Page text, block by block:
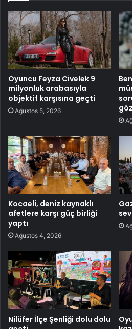
Oyuncu Feyza Civelek 9
milyonluk arabasıyla
objektif karşısına geçti
Ağustos 5, 2026
Kocaeli, deniz kaynaklı
afetlere karşı güç birliği
yaptı
Ağustos 4, 2026
Nilüfer İlçe Şenliği dolu dolu